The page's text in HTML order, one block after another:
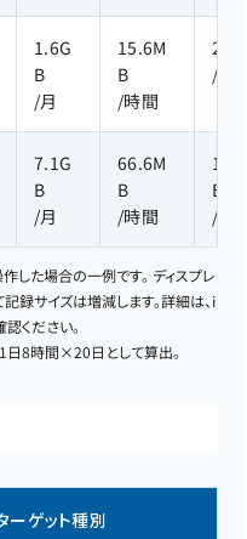
1.6G
B
/月
15.6M
B
/時間
/月
7.1G
B
/月
66.6M
B
/時間
B
/月
した場合の一例です。 ディスプレ
録サイズは増減します。詳細は、i
認ください。
日8時間×20日として算出。
ーゲット種別